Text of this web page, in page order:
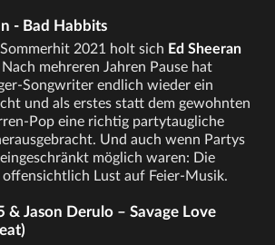
- Bad Habbits
2021 holt sich Ed Sheeran
Nach mehreren Jahren Pause hat
Songwriter endlich wieder ein
und als erstes statt dem gewohnten
Pop eine richtig partytaugliche
Und auch wenn Partys
möglich waren: Die
Lust auf Feier-Musik.
& Jason Derulo – Savage Love